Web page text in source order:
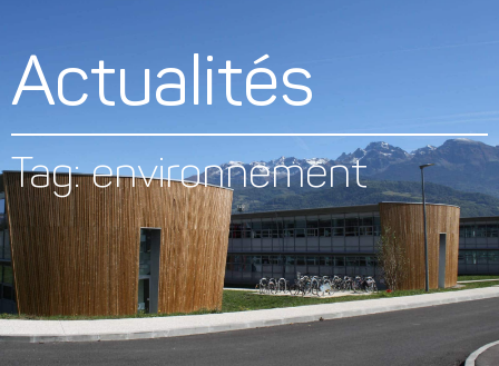
Actualités
Tag: environnement